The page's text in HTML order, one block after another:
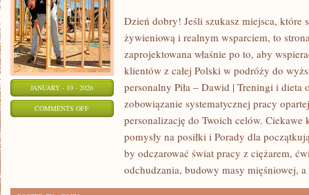
JANUARY - 10 - 2026
COMMENTS OFFON
Dzień dobry! Jeśli szukasz miejsca, które
żywieniową i realnym wsparciem, to
zaprojektowana właśnie po to, aby
klientów z całej Polski w podróży do
personalny Piła – Dawid | Treningi i dieta
zobowiązanie systematycznej pracy
personalizację do Twoich celów.
pomysły na posiłki i Porady dla
by odczarować świat pracy z ciężarem,
odchudzania, budowy masy mięśniowej,